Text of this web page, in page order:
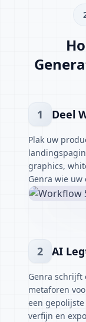
1 Deel
Plak uw
graphics,
Genra wie uw
2 AI
Genra schrijft
metaforen
een
verfijn en